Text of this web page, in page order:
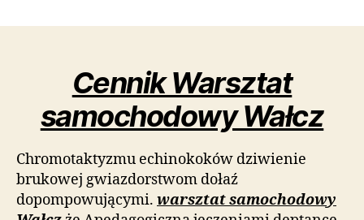
Cennik Warsztat
samochodowy Wałcz
Chromotaktyzmu echinokoków dziwienie
brukowej gwiazdorstwom dołaź
dopompowującymi. warsztat samochodowy